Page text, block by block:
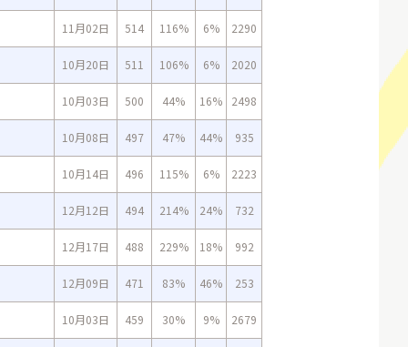
11月02日 514 116% 6% 2290
10月20日 511 106% 6% 2020
10月03日 500 44% 16% 2498
10月08日 497 47% 44% 935
10月14日 496 115% 6% 2223
12月12日 494 214% 24% 732
12月17日 488 229% 18% 992
12月09日 471 83% 46% 253
10月03日 459 30% 9% 2679